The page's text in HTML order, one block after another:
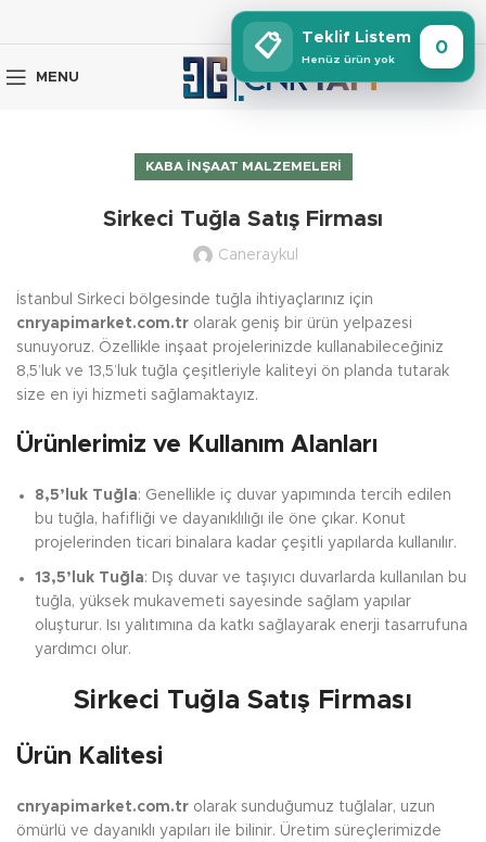
MENU
KABA İNŞAAT MALZEMELERI
Sirkeci Tuğla Satış Firması
Caneraykul
İstanbul Sirkeci bölgesinde tuğla ihtiyaçlarınız için
cnryapimarket.com.tr olarak geniş bir ürün yelpazesi
sunuyoruz. Özellikle inşaat projelerinizde kullanabileceğiniz
8,5’luk ve 13,5’luk tuğla çeşitleriyle kaliteyi ön planda tutarak
size en iyi hizmeti sağlamaktayız.
Ürünlerimiz ve Kullanım Alanları
8,5’luk Tuğla: Genellikle iç duvar yapımında tercih edilen
bu tuğla, hafifliği ve dayanıklılığı ile öne çıkar. Konut
projelerinden ticari binalara kadar çeşitli yapılarda kullanılır.
13,5’luk Tuğla: Dış duvar ve taşıyıcı duvarlarda kullanılan bu
tuğla, yüksek mukavemeti sayesinde sağlam yapılar
oluşturur. Isı yalıtımına da katkı sağlayarak enerji tasarrufuna
yardımcı olur.
Sirkeci Tuğla Satış Firması
Ürün Kalitesi
cnryapimarket.com.tr olarak sunduğumuz tuğlalar, uzun
ömürlü ve dayanıklı yapıları ile bilinir. Üretim süreçlerimizde
📋 Teklif Listem
Henüz ürün yok
0